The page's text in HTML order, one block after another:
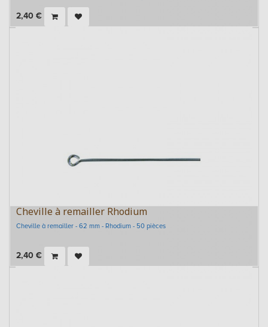
2,40 €
Cheville à remailler Rhodium
Cheville à remailler - 62 mm - Rhodium - 50 pièces
2,40 €